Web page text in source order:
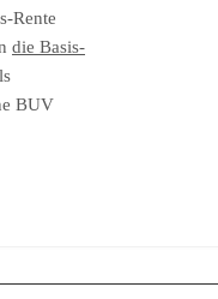
Rente
die Basis-
BUV